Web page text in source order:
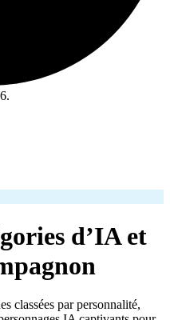
d’IA et
classées par personnalité,